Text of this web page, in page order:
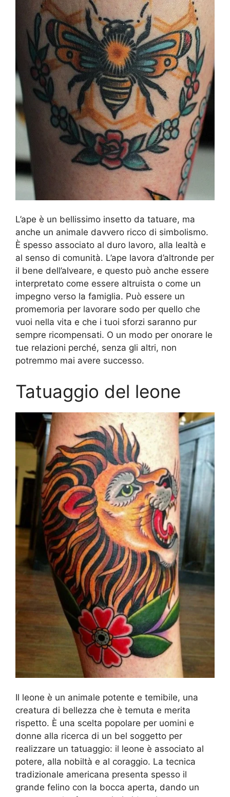
L’ape è un bellissimo insetto da tatuare, ma
anche un animale davvero ricco di simbolismo.
È spesso associato al duro lavoro, alla lealtà e
al senso di comunità. L’ape lavora d’altronde per
il bene dell’alveare, e questo può anche essere
interpretato come essere altruista o come un
impegno verso la famiglia. Può essere un
promemoria per lavorare sodo per quello che
vuoi nella vita e che i tuoi sforzi saranno pur
sempre ricompensati. O un modo per onorare le
tue relazioni perché, senza gli altri, non
potremmo mai avere successo.
Tatuaggio del leone
Il leone è un animale potente e temibile, una
creatura di bellezza che è temuta e merita
rispetto. È una scelta popolare per uomini e
donne alla ricerca di un bel soggetto per
realizzare un tatuaggio: il leone è associato al
potere, alla nobiltà e al coraggio. La tecnica
tradizionale americana presenta spesso il
grande felino con la bocca aperta, dando un